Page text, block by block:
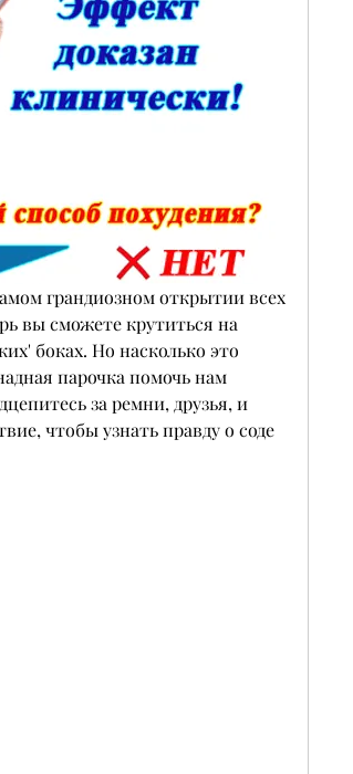
грандиозном открытии всех
вы сможете крутиться на
боках. Но насколько это
парочка помочь нам
за ремни, друзья, и
чтобы узнать правду о соде